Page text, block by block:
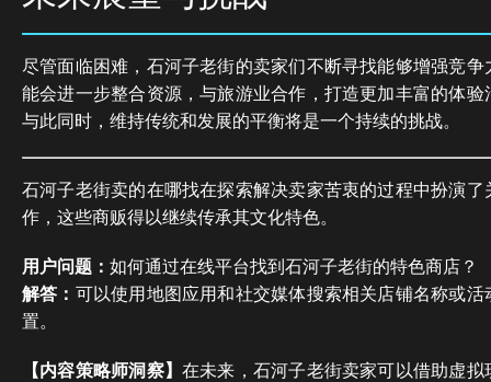
尽管面临困难，石河子老街的卖家们不断寻找能够增强竞
能会进一步整合资源，与旅游业合作，打造更加丰富的体
与此同时，维持传统和发展的平衡将是一个持续的挑战。
石河子老街卖的在哪找在探索解决卖家苦衷的过程中扮演
作，这些商贩得以继续传承其文化特色。
用户问题： 如何通过在线平台找到石河子老街的特色商店？
解答： 可以使用地图应用和社交媒体搜索相关店铺名称或
置。
【内容策略师洞察】 在未来，石河子老街卖家可以借助虚